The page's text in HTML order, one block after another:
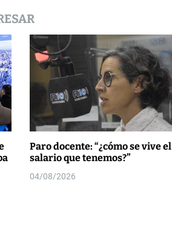
Paro docente: “¿cómo se vive el
salario que tenemos?”
04/08/2026